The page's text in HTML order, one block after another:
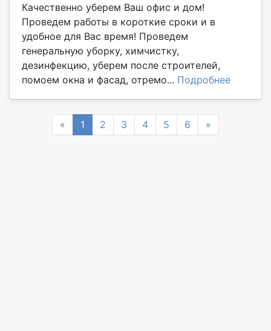
Качественно уберем Ваш офис и дом!
Проведем работы в короткие сроки и в
удобное для Вас время! Проведем
генеральную уборку, химчистку,
дезинфекцию, уберем после строителей,
помоем окна и фасад, отремо... Подробнее
« Previous
1 2 3 4 5 6 »